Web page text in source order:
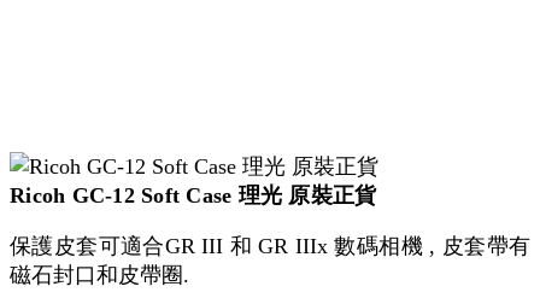
Ricoh GC-12 Soft Case 理光 原裝正貨
保護皮套可適合GR III 和 GR IIIx 數碼相機 , 皮套帶有
磁石封口和皮帶圈.